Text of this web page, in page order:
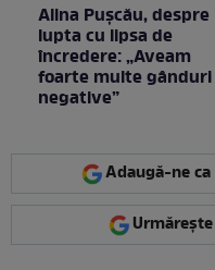
Alina Pușcău, despre
lupta cu lipsa de
încredere: „Aveam
foarte multe gânduri
negative”
Adaugă-ne